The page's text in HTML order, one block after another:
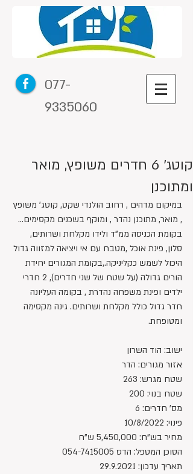
077-
9335060
קוטג' 6 חדרים משופץ, מואר
ומתוכנן
במיקום מדהים , רחוב הולנדי שקט, קוטג' משופץ
, מואר, מתוכנן נהדר , ומוקף בשכנים מקסימים...
בקומת הכניסה ממ"ד ולידו מקלחת ושרותים,
סלון, פינת אוכל ,מטבח עם אי ויציאה למזווה גדול
היכול לשמש כקליניקה.,בקומת המגורים יחידת
הורים גדולה (על שטח של שני חדרים), 2 חדרי
ילדים ופינת משפחה נהדרת , בקומה העליונה
חדר גדול כולל מקלחת ושרותים. גינה מקסימה
ומטופחת.
ישוב: הוד השרון
אזור מגורים: הדר
שטח מגרש: 263
שטח בנוי: 200
מס' חדרים: 6
פינוי: 10/8/2022
מחיר בש"ח: 5,450,000 ש"ח
הסוכן המטפל: הדס 054-7415005
תאריך עדכון: 29.9.2021